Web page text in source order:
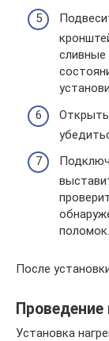
сливные
поломок.
После
Установка